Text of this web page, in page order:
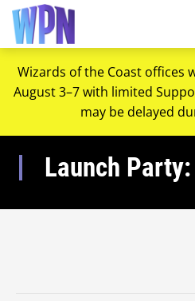
Wizards of the Coast offices
August 3–7 with limited
may be delayed
Launch